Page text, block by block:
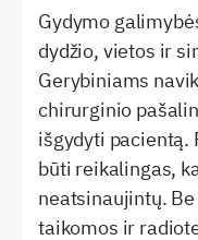
Gydymo
dydžio, vietos ir
Gerybiniams
chirurginio
išgydyti pacientą.
būti reikalingas,
neatsinaujintų.
taikomos ir